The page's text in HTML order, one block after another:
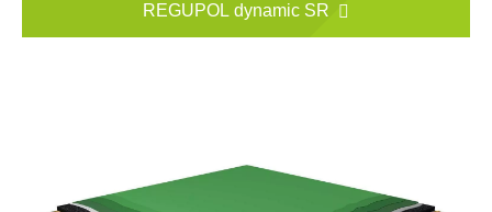
REGUPOL dynamic SR